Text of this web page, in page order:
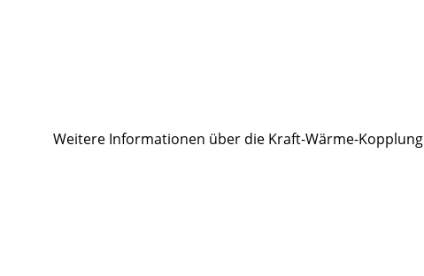
Weitere Informationen über die Kraft-Wärme-Kopplung